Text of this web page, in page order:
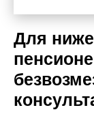
Для